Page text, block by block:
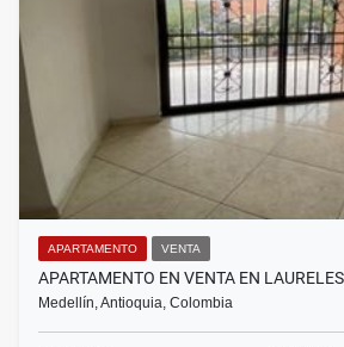
APARTAMENTO VENTA
APARTAMENTO EN VENTA EN LAURELES
Medellín, Antioquia, Colombia